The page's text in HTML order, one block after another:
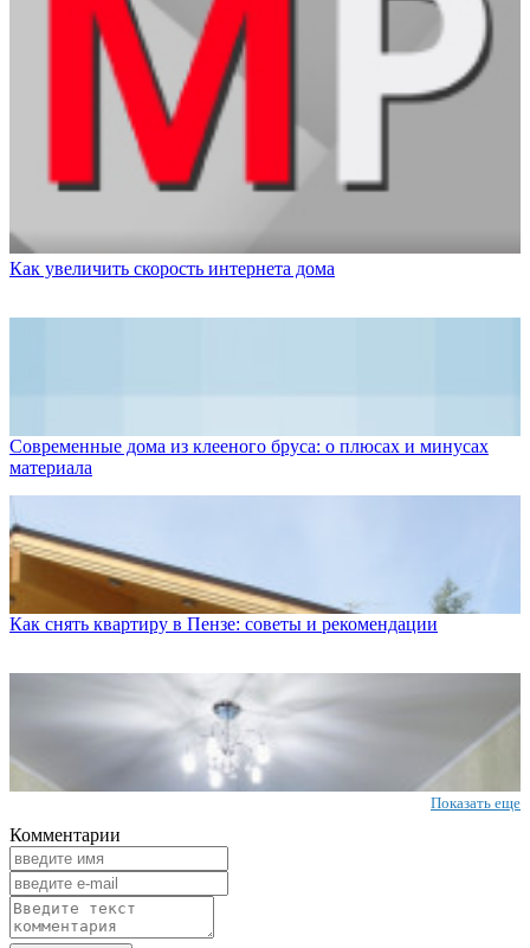
Как увеличить скорость интернета дома
Современные дома из клееного бруса: о плюсах и минусах
материала
Как снять квартиру в Пензе: советы и рекомендации
Показать еще
Комментарии